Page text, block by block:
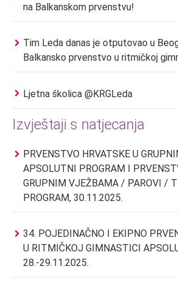
na Balkanskom prvenstvu!
Tim Leda danas je otputovao u
Balkansko prvenstvo u ritmičkoj
Ljetna školica @KRGLeda
Izvještaji s natjecanja
PRVENSTVO HRVATSKE U
APSOLUTNI PROGRAM I
GRUPNIM VJEŽBAMA / PAROVI /
PROGRAM, 30.11.2025.
34. POJEDINAČNO I EKIPNO
U RITMIČKOJ GIMNASTICI
28.-29.11.2025.